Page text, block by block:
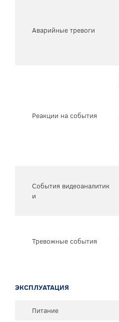
Аварийные тревоги
Реакции на события
События видеоаналитик
и
Тревожные события
ЭКСПЛУАТАЦИЯ
Питание